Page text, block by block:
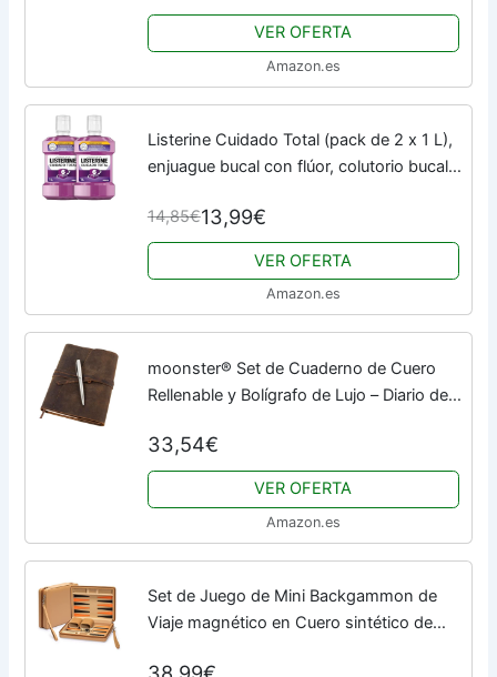
Casuality
VER OFERTA
Amazon.es
Listerine Cuidado Total (pack de 2 x 1 L),
enjuague bucal con flúor, colutorio bucal
una limpieza bucal completa
14,85€13,99€
VER OFERTA
Amazon.es
moonster® Set de Cuaderno de Cuero
Rellenable y Bolígrafo de Lujo – Diario de
Diario de Cuero para Dibujar y Escribir -...
33,54€
VER OFERTA
Amazon.es
Set de Juego de Mini Backgammon de
Viaje magnético en Cuero sintético de